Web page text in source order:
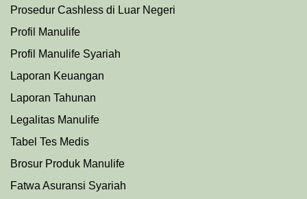
Prosedur Cashless di Luar Negeri
Profil Manulife
Profil Manulife Syariah
Laporan Keuangan
Laporan Tahunan
Legalitas Manulife
Tabel Tes Medis
Brosur Produk Manulife
Fatwa Asuransi Syariah